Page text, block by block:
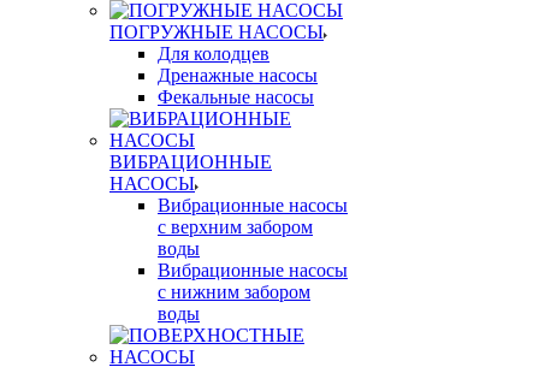
ПОГРУЖНЫЕ НАСОСЫ
Для колодцев
Дренажные насосы
Фекальные насосы
ВИБРАЦИОННЫЕ
НАСОСЫ
Вибрационные насосы
с верхним забором
воды
Вибрационные насосы
с нижним забором
воды